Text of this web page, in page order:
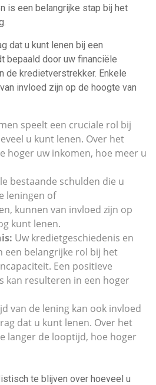
is een belangrijke stap bij het
dat u kunt lenen bij een
bepaald door uw financiële
de kredietverstrekker. Enkele
invloed zijn op de hoogte van
speelt een cruciale rol bij
u kunt lenen. Over het
hoger uw inkomen, hoe meer u
bestaande schulden die u
leningen of
kunnen van invloed zijn op
kunt lenen.
Uw kredietgeschiedenis en
een belangrijke rol bij het
Een positieve
kan resulteren in een hoger
van de lening kan ook invloed
dat u kunt lenen. Over het
langer de looptijd, hoe hoger
te blijven over hoeveel u